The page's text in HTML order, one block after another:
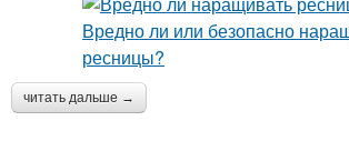
читать дальше →